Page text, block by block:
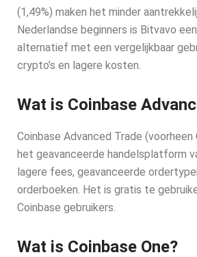
(1,49%) maken het minder
Nederlandse beginners is Bitvavo
alternatief met een vergelijkbaar
crypto’s en lagere kosten.
Wat is Coinbase
Coinbase Advanced Trade (voorheen
het geavanceerde handelsplatform
lagere fees, geavanceerde
orderboeken. Het is gratis te
Coinbase gebruikers.
Wat is Coinbase One?